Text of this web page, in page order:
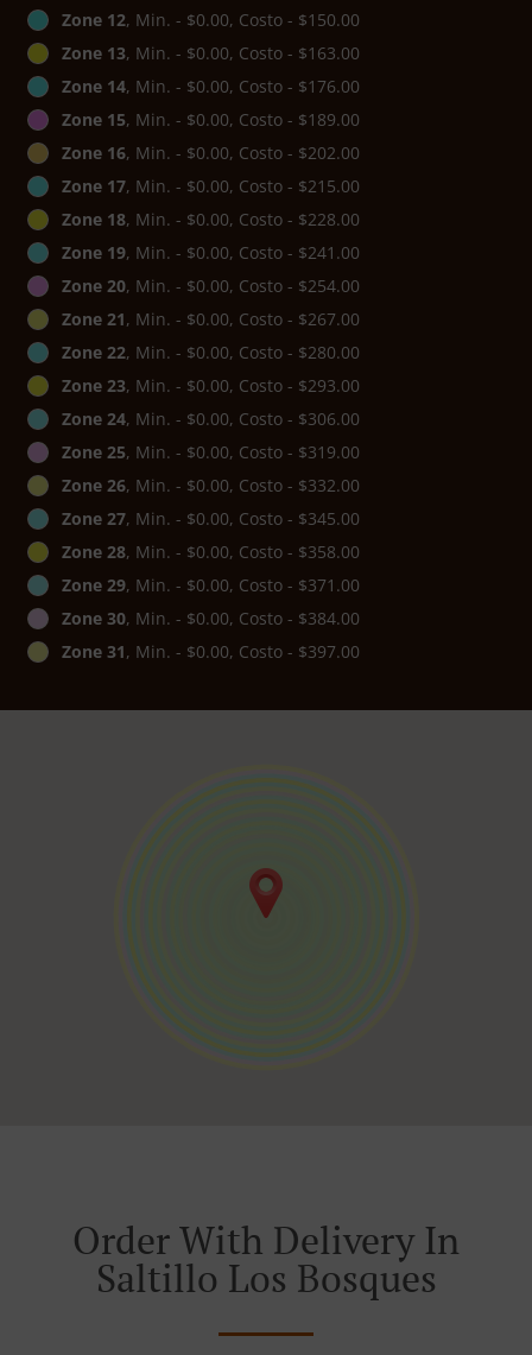
Zone 12, Min. - $0.00, Costo - $150.00
Zone 13, Min. - $0.00, Costo - $163.00
Zone 14, Min. - $0.00, Costo - $176.00
Zone 15, Min. - $0.00, Costo - $189.00
Zone 16, Min. - $0.00, Costo - $202.00
Zone 17, Min. - $0.00, Costo - $215.00
Zone 18, Min. - $0.00, Costo - $228.00
Zone 19, Min. - $0.00, Costo - $241.00
Zone 20, Min. - $0.00, Costo - $254.00
Zone 21, Min. - $0.00, Costo - $267.00
Zone 22, Min. - $0.00, Costo - $280.00
Zone 23, Min. - $0.00, Costo - $293.00
Zone 24, Min. - $0.00, Costo - $306.00
Zone 25, Min. - $0.00, Costo - $319.00
Zone 26, Min. - $0.00, Costo - $332.00
Zone 27, Min. - $0.00, Costo - $345.00
Zone 28, Min. - $0.00, Costo - $358.00
Zone 29, Min. - $0.00, Costo - $371.00
Zone 30, Min. - $0.00, Costo - $384.00
Zone 31, Min. - $0.00, Costo - $397.00
Order With Delivery In
Saltillo Los Bosques